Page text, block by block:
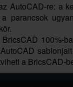
AutoCAD-re: a
parancsok
100%-
a BricsCAD-